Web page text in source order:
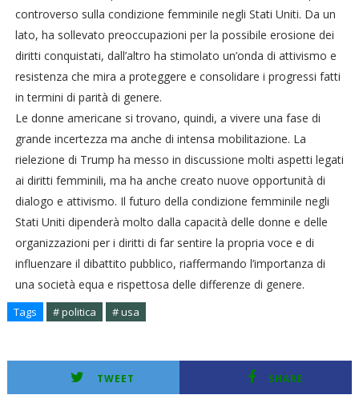
controverso sulla condizione femminile negli Stati Uniti. Da un
lato, ha sollevato preoccupazioni per la possibile erosione dei
diritti conquistati, dall’altro ha stimolato un’onda di attivismo e
resistenza che mira a proteggere e consolidare i progressi fatti
in termini di parità di genere.
Le donne americane si trovano, quindi, a vivere una fase di
grande incertezza ma anche di intensa mobilitazione. La
rielezione di Trump ha messo in discussione molti aspetti legati
ai diritti femminili, ma ha anche creato nuove opportunità di
dialogo e attivismo. Il futuro della condizione femminile negli
Stati Uniti dipenderà molto dalla capacità delle donne e delle
organizzazioni per i diritti di far sentire la propria voce e di
influenzare il dibattito pubblico, riaffermando l’importanza di
una società equa e rispettosa delle differenze di genere.
Tags # politica # usa
TWEET SHARE